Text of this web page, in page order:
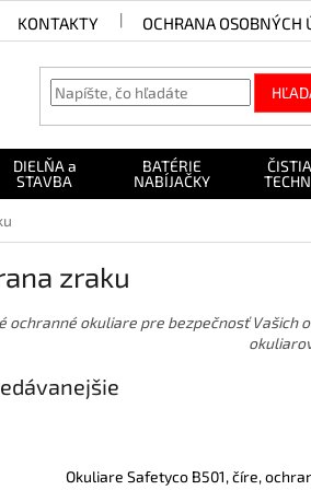
KONTAKTY OCHRANA OSOBNÝCH
DIELŇA a
STAVBA
BATÉRIE
NABÍJAČKY
zraku
ochranné okuliare pre bezpečnosť Vašich
Okuliare Safetyco B501, číre,